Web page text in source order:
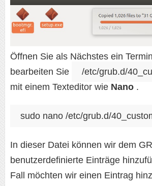
Öffnen Sie als Nächstes ein
bearbeiten Sie
/etc/grub.d/
mit einem Texteditor wie Nano .
sudo nano /etc/grub.d/
In dieser Datei können wir dem
benutzerdefinierte Einträge
Fall möchten wir einen Eintrag